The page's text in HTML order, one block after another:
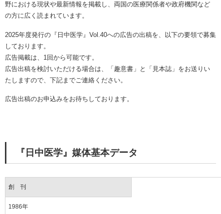
野における現状や最新情報を掲載し、両国の医療関係者や政府機関など
の方に広く読まれています。
2025年度発行の『日中医学』Vol.40への広告の出稿を、以下の要領で募集
しております。
広告掲載は、1回から可能です。
広告出稿を検討いただける場合は、「趣意書」と「見本誌」をお送りい
たしますので、下記までご連絡ください。
広告出稿のお申込みをお待ちしております。
『日中医学』媒体基本データ
創 刊
1986年